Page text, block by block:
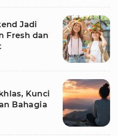
Jadi
Fresh dan
Kunci
Bahagia